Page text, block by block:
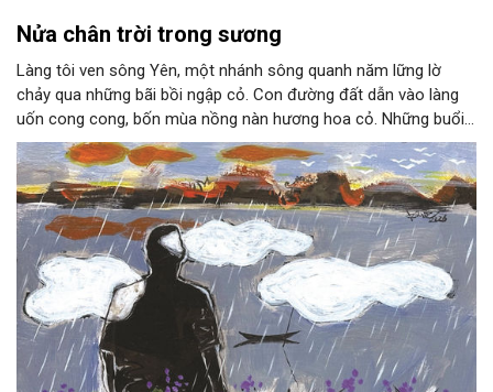
Nửa chân trời trong sương
Làng tôi ven sông Yên, một nhánh sông quanh năm lững lờ
chảy qua những bãi bồi ngập cỏ. Con đường đất dẫn vào làng
uốn cong cong, bốn mùa nồng nàn hương hoa cỏ. Những buổi
hoàng hôn, khi nắng đã dịu xuống phía cuối sông, đám hoa tím
lại thẫm màu như có ai vừa rắc lên một lớp khói.